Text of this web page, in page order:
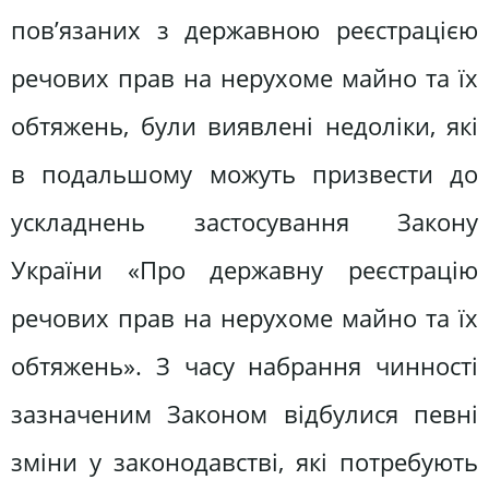
пов’язаних з державною реєстрацією
речових прав на нерухоме майно та їх
обтяжень, були виявлені недоліки, які
в подальшому можуть призвести до
ускладнень застосування Закону
України «Про державну реєстрацію
речових прав на нерухоме майно та їх
обтяжень». З часу набрання чинності
зазначеним Законом відбулися певні
зміни у законодавстві, які потребують